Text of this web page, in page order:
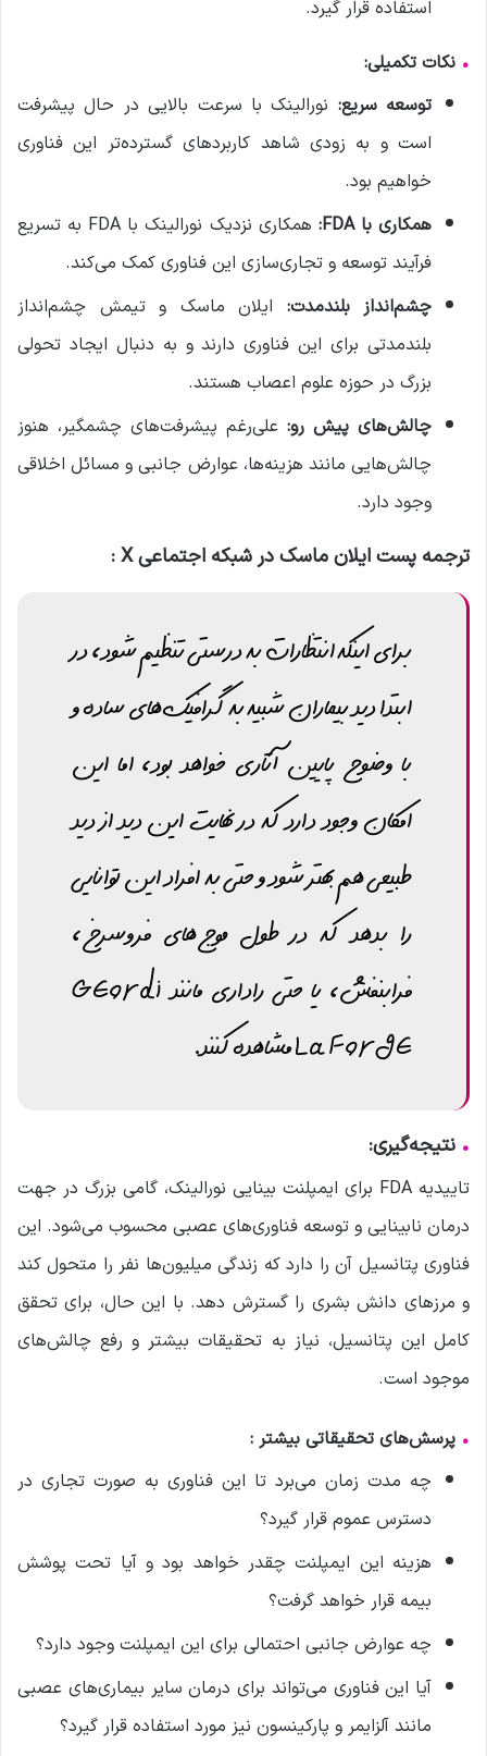
استفاده قرار گیرد.
• نکاتتکمیلی:
توسعه سریع: نورالینک با سرعت بالایی در حال پیشرفت
است و به زودی شاهد کاربردهای گسترده‌تر این فناوری
خواهیم بود.
همکاری با FDA:
همکاری نزدیک نورالینک با FDA به تسریع
فرآیند توسعه و تجاری‌سازی این فناوری کمک می‌کند.
چشم‌انداز بلندمدت: ایلان ماسک و تیمش چشم‌انداز
بلندمدتی برای این فناوری دارند و به دنبال ایجاد تحولی
بزرگ در حوزه علوم اعصاب هستند.
چالش‌های پیش رو: علی‌رغم پیشرفت‌های چشمگیر، هنوز
چالش‌هایی مانند هزینه‌ها، عوارض جانبی و مسائل اخلاقی
وجود دارد.
ترجمه پست ایلان ماسک در شبکه اجتماعی X :
برای اینکه انتظارات به درستی تنظیم شود، در
ابتدا دید بیماران شبیه به گرافیک‌های ساده و
با وضوح پایین آتاری خواهد بود، اما این
امکان وجود دارد که در نهایت این دید از دید
طبیعی هم بهتر شود و حتی به افراد این توانایی
را بدهد که در طول موج‌های فروسرخ،
فرابنفش، یا حتی راداری مانند Geordi
La Forge مشاهده کنند.
• نتیجه‌گیری:
تاییدیه FDA برای ایمپلنت بینایی نورالینک، گامی بزرگ در جهت
درمان نابینایی و توسعه فناوری‌های عصبی محسوب می‌شود. این
فناوری پتانسیل آن را دارد که زندگی میلیون‌ها نفر را متحول کند
و مرزهای دانش بشری را گسترش دهد. با این حال، برای تحقق
کامل این پتانسیل، نیاز به تحقیقات بیشتر و رفع چالش‌های
موجود است.
• پرسش‌های تحقیقاتی بیشتر :
چه مدت زمان می‌برد تا این فناوری به صورت تجاری در
دسترس عموم قرار گیرد؟
هزینه این ایمپلنت چقدر خواهد بود و آیا تحت پوشش
بیمه قرار خواهد گرفت؟
چه عوارض جانبی احتمالی برای این ایمپلنت وجود دارد؟
آیا این فناوری می‌تواند برای درمان سایر بیماری‌های عصبی
مانند آلزایمر و پارکینسون نیز مورد استفاده قرار گیرد؟